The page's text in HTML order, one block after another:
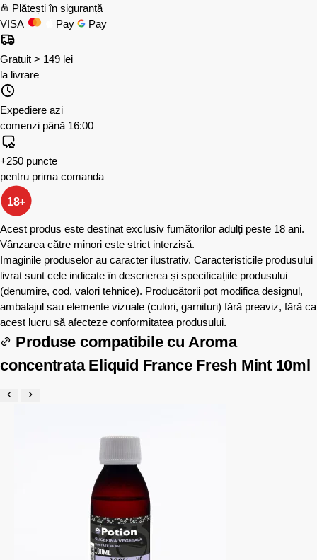
Plătești în siguranță
VISA
Pay Pay
Gratuit > 149 lei
la livrare
Expediere azi
comenzi până 16:00
+250 puncte
pentru prima comanda
18+
Acest produs este destinat exclusiv fumătorilor adulți peste 18 ani.
Vânzarea către minori este strict interzisă.
Imaginile produselor au caracter ilustrativ. Caracteristicile produsului
livrat sunt cele indicate în descrierea și specificațiile produsului
(denumire, cod, valori tehnice). Producătorii pot modifica designul,
ambalajul sau elemente vizuale (culori, garnituri) fără preaviz, fără ca
acest lucru să afecteze conformitatea produsului.
Produse compatibile cu Aroma
concentrata Eliquid France Fresh Mint 10ml